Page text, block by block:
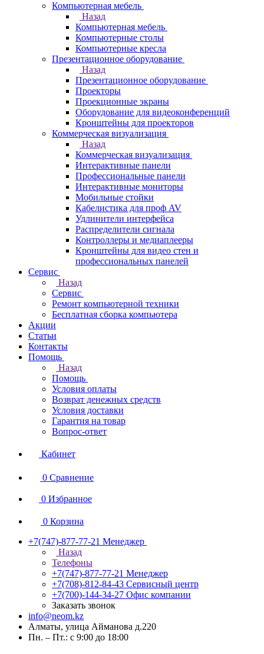
Компьютерная мебель
Назад
Компьютерная мебель
Компьютерные столы
Компьютерные кресла
Презентационное оборудование
Назад
Презентационное оборудование
Проекторы
Проекционные экраны
Оборудование для видеоконференций
Кронштейны для проекторов
Коммерческая визуализация
Назад
Коммерческая визуализация
Интерактивные панели
Профессиональные панели
Интерактивные мониторы
Мобильные стойки
Кабелистика для проф AV
Удлинители интерфейса
Распределители сигнала
Контроллеры и медиаплееры
Кронштейны для видео стен и
профессиональных панелей
Сервис
Назад
Сервис
Ремонт компьютерной техники
Бесплатная сборка компьютера
Акции
Статьи
Контакты
Помощь
Назад
Помощь
Условия оплаты
Возврат денежных средств
Условия доставки
Гарантия на товар
Вопрос-ответ
Кабинет
0 Сравнение
0 Избранное
0 Корзина
+7(747)-877-77-21 Менеджер
Назад
Телефоны
+7(747)-877-77-21 Менеджер
+7(708)-812-84-43 Сервисный центр
+7(700)-144-34-27 Офис компании
Заказать звонок
info@neom.kz
Алматы, улица Айманова д.220
Пн. – Пт.: с 9:00 до 18:00